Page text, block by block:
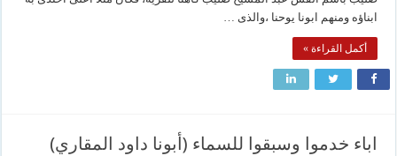
ابناؤه ومنهم ابونا يوحنا ،والذى …
أكمل القراءة »
اباء خدموا وسبقوا للسماء (أبونا داود المقاري)